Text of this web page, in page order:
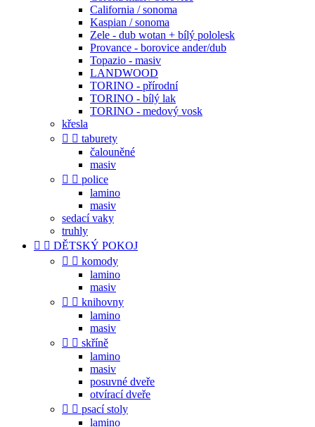
California / sonoma
Kaspian / sonoma
Zele - dub wotan + bílý pololesk
Provance - borovice ander/dub
Topazio - masiv
LANDWOOD
TORINO - přírodní
TORINO - bílý lak
TORINO - medový vosk
křesla
  taburety
čalouněné
masiv
  police
lamino
masiv
sedací vaky
truhly
  DĚTSKÝ POKOJ
  komody
lamino
masiv
  knihovny
lamino
masiv
  skříně
lamino
masiv
posuvné dveře
otvírací dveře
  psací stoly
lamino